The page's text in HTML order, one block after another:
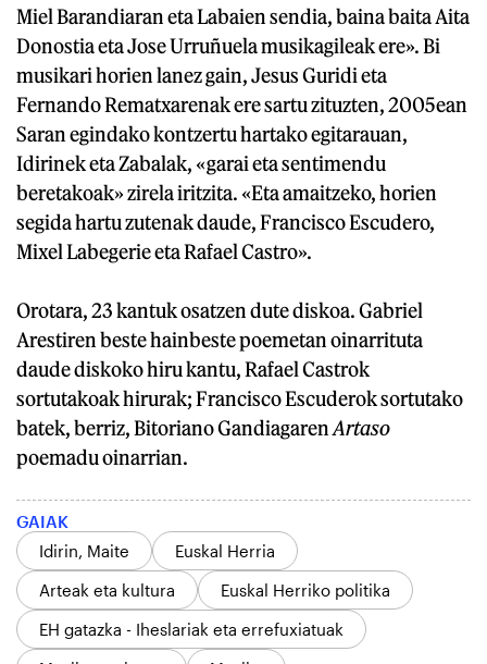
Miel Barandiaran eta Labaien sendia, baina baita Aita
Donostia eta Jose Urruñuela musikagileak ere». Bi
musikari horien lanez gain, Jesus Guridi eta
Fernando Rematxarenak ere sartu zituzten, 2005ean
Saran egindako kontzertu hartako egitarauan,
Idirinek eta Zabalak, «garai eta sentimendu
beretakoak» zirela iritzita. «Eta amaitzeko, horien
segida hartu zutenak daude, Francisco Escudero,
Mixel Labegerie eta Rafael Castro».
Orotara, 23 kantuk osatzen dute diskoa. Gabriel
Arestiren beste hainbeste poemetan oinarrituta
daude diskoko hiru kantu, Rafael Castrok
sortutakoak hirurak; Francisco Escuderok sortutako
batek, berriz, Bitoriano GandiagarenArtaso
poemadu oinarrian.
GAIAK
Idirin, Maite
Euskal Herria
Arteak eta kultura
Euskal Herriko politika
EH gatazka - Iheslariak eta errefuxiatuak